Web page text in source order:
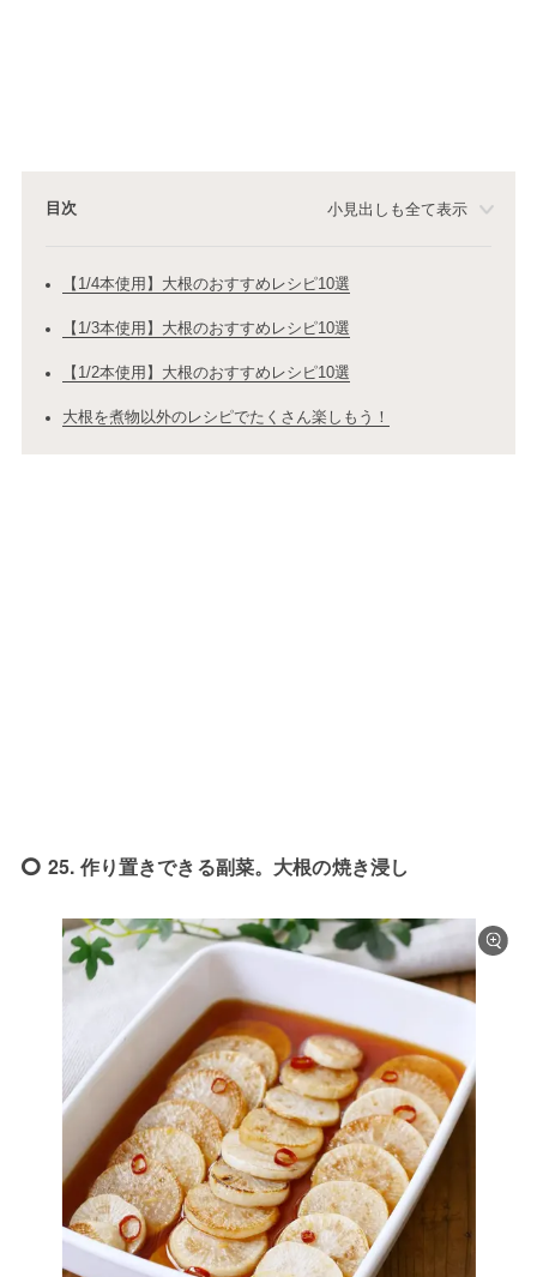
目次 小見出しも全て表示
【1/4本使用】大根のおすすめレシピ10選
【1/3本使用】大根のおすすめレシピ10選
【1/2本使用】大根のおすすめレシピ10選
大根を煮物以外のレシピでたくさん楽しもう！
25. 作り置きできる副菜。大根の焼き浸し